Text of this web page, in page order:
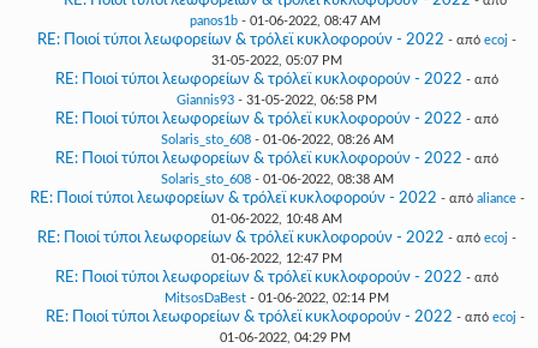
panos1b- 01-06-2022, 08:47 AM
RE: Ποιοί τύποι λεωφορείων & τρόλεϊ κυκλοφορούν - 2022 - από ecoj -
31-05-2022, 05:07 PM
RE: Ποιοί τύποι λεωφορείων & τρόλεϊ κυκλοφορούν - 2022 - από
Giannis93 - 31-05-2022, 06:58 PM
RE: Ποιοί τύποι λεωφορείων & τρόλεϊ κυκλοφορούν - 2022 - από
Solaris_sto_608- 01-06-2022, 08:26 AM
RE: Ποιοί τύποι λεωφορείων & τρόλεϊ κυκλοφορούν - 2022 - από
Solaris_sto_608- 01-06-2022, 08:38 AM
RE: Ποιοί τύποι λεωφορείων & τρόλεϊ κυκλοφορούν - 2022 - από aliance-
01-06-2022, 10:48 AM
RE: Ποιοί τύποι λεωφορείων & τρόλεϊ κυκλοφορούν - 2022 - από ecoj -
01-06-2022, 12:47 PM
RE: Ποιοί τύποι λεωφορείων & τρόλεϊ κυκλοφορούν - 2022 - από
MitsosDaBest - 01-06-2022, 02:14 PM
RE: Ποιοί τύποι λεωφορείων & τρόλεϊ κυκλοφορούν - 2022 - από ecoj -
01-06-2022, 04:29 PM